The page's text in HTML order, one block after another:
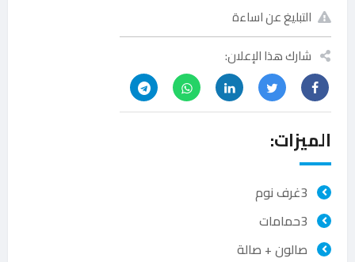
التبليغ عن اساءة
شارك هذا الإعلان:
الميزات:
3غرف نوم
3حمامات
صالون + صالة